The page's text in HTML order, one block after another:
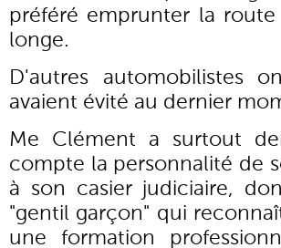
préféré emprunter la
longe.
D'autres automobilistes
avaient évité au dernier
Me Clément a surtout
compte la personnalité de
à son casier judiciaire,
"gentil garçon" qui
une formation